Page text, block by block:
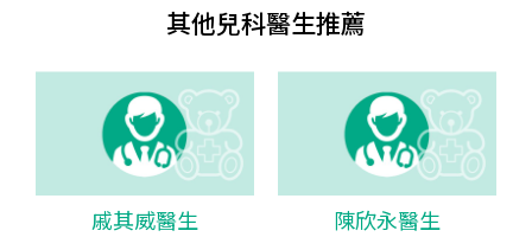
其他兒科醫生推薦
戚其威醫生 陳欣永醫生